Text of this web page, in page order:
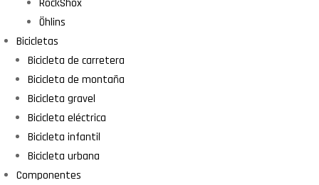
RockShox
Öhlins
Bicicletas
Bicicleta de carretera
Bicicleta de montaña
Bicicleta gravel
Bicicleta eléctrica
Bicicleta infantil
Bicicleta urbana
Componentes